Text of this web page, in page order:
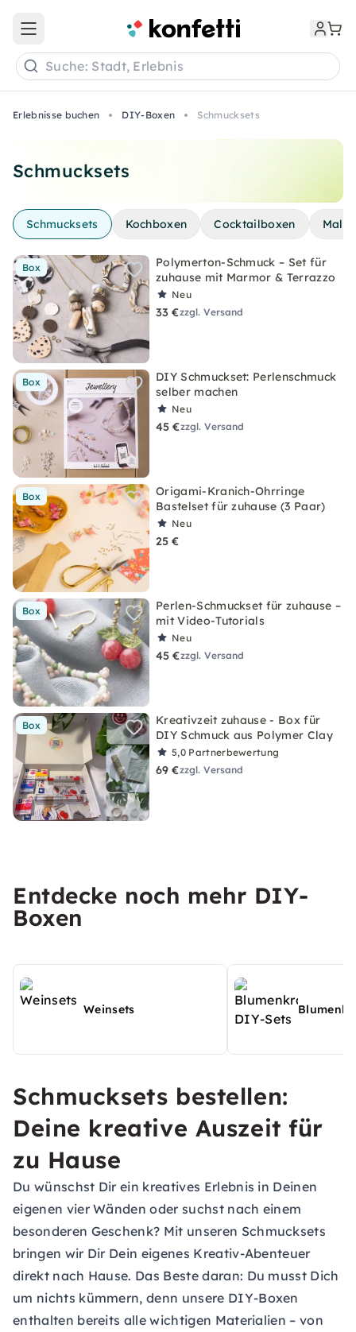
Erlebnisse buchen DIY-Boxen Schmucksets
Schmucksets
Kochboxen Cocktailboxen
Schmucksets
Box
Polymerton-Schmuck – Set für
zuhause mit Marmor & Terrazzo
Neu
33 €zzgl. Versand
Box
DIY Schmuckset: Perlenschmuck
selber machen
Neu
45 €zzgl. Versand
Box
Origami-Kranich-Ohrringe
Bastelset für zuhause (3 Paar)
Neu
25 €
Box
Perlen-Schmuckset für zuhause –
mit Video-Tutorials
Neu
45 €zzgl. Versand
Box
Kreativzeit zuhause - Box für
DIY Schmuck aus Polymer Clay
5,0 Partnerbewertung
69 €zzgl. Versand
Entdecke noch mehr DIY-
Boxen
Weinsets
Schmucksets bestellen:
Deine kreative Auszeit für
zu Hause
Du wünschst Dir ein kreatives Erlebnis in Deinen
eigenen vier Wänden oder suchst nach einem
besonderen Geschenk? Mit unseren Schmucksets
bringen wir Dir Dein eigenes Kreativ-Abenteuer
direkt nach Hause. Das Beste daran: Du musst Dich
um nichts kümmern, denn unsere DIY-Boxen
enthalten bereits alle wichtigen Materialien – von
Open main menu
Suche: Stadt, Erlebnis